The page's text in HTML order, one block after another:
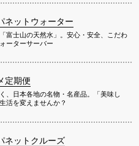
ネットウォーター
富士山の天然水」。安心・安全、こだわ
ーターサーバー
定期便
、日本各地の名物・名産品。「美味し
活を変えませんか？
ネットクルーズ